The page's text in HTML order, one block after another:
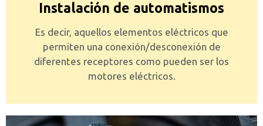
Instalación de automatismos
Es decir, aquellos elementos eléctricos que
permiten una conexión/desconexión de
diferentes receptores como pueden ser los
motores eléctricos.